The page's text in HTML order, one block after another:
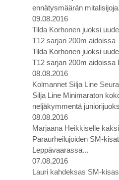
ennätysmäärän
09.08.2016
Tilda Korhonen juoksi
T12 sarjan 200m aidoissa
Tilda Korhonen juoksi
T12 sarjan 200m aidoissa
08.08.2016
Kolmannet Silja Line
Silja Line Minimaraton
neljäkymmentä
08.08.2016
Marjaana Heikkiselle
Paraurheilujoiden SM-
Leppävaarassa...
07.08.2016
Lauri kahdeksas SM-